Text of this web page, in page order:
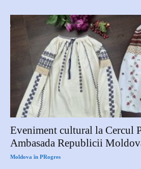
Eveniment cultural la Cercul
Ambasada Republicii
Moldova în PRogres -